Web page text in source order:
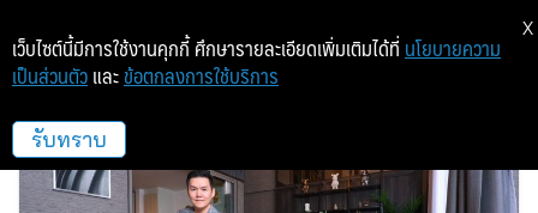
ปรีดา เรียลเอสเตส
เว็บไซต์นี้มีการใช้งานคุกกี้ ศึกษารายละเอียดเพิ่มเติมได้ที่ นโยบายความ
เป็นส่วนตัว และ ข้อตกลงการใช้บริการ
รับทราบ
X